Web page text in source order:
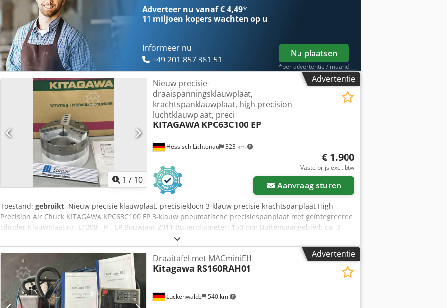
Adverteer nu vanaf € 4,49*
11 miljoen koperswachten op u
Informeer nu
+49 201 857 861 51
Nu plaatsen
*per advertentie / maand
Advertentie
1 / 10
Hessisch Lichtenau 323 km
Nieuw precisie-
draaispanningsklauwplaat,
krachtspanklauwplaat, high precision
luchtklauwplaat, preci
KITAGAWA KPC63C100 EP
€ 1.900
Vaste prijs excl. btw
Aanvraag sturen
Toestand: gebruikt, Nieuw precisie klauwplaat, precisiekloon 3-klauw precisie krachtspanplaat High
Precision Air Chuck KITAGAWA KPC63C100 EP 3-klauw pneumatische precisiespanplaat met geïntegreerde
cilinder Klauwplaat nr. L1208 - P - EP Bouwjaar 2011 Buitendiameter: 150 mm Buitenspangebied: ca. 3–
135 mm Binnenspangebied: ca. 6–149 mm Spanweg klauwplaatbekken: Ø 2,5 mm Max. spankracht
bekken: 11,6 kN Herhaalnauwkeurigheid: 0,0010 mm Bevestigingsbouten bekken: M5 x 16mm, 4 stuks per
bek Montageschroeven klauwplaat: 6 stuks M6 x 65 mm Maximaal toerental: 4000 omw/min Cjdpfx Asyif I
Iebgjha - Ongebruikt, verpakt in originele doos - Doos alleen geopend om foto's te maken Gewicht
(klauwplaat): 6,3 kg Gewicht inclusief doos: 8,5 kg Nieuw, ongebruikt uit voorraad Geschikt voor DMG
WASINO G-serie en vele Japanse draaimachines.
Advertentie
Luckenwalde 540 km
Draaitafel met MACminiEH
Kitagawa RS160RAH01